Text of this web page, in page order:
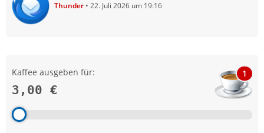
Thunder 22. Juli 2026 um 19:16
Kaffee ausgeben für:
3,00 €
1